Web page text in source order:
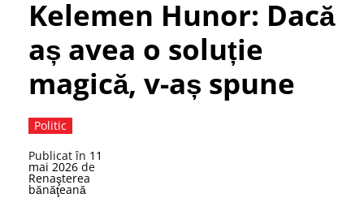
Kelemen Hunor: Dacă
aș avea o soluție
magică, v-aș spune
Politic
Publicat în 11
mai 2026 de
Renaşterea
bănăţeană